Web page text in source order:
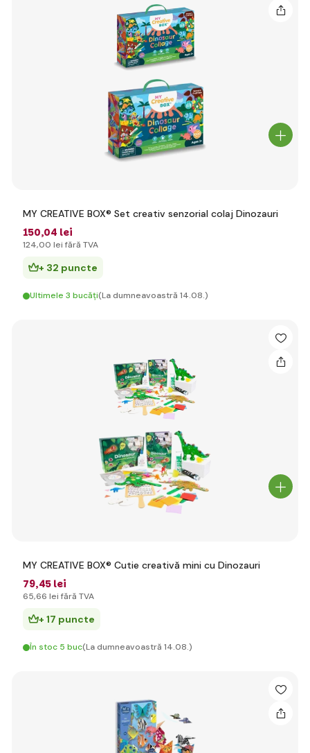
MY CREATIVE BOX® Set creativ senzorial colaj Dinozauri
150,04 lei
124,00 lei fără TVA
+ 32 puncte
Ultimele 3 bucăți(La dumneavoastră 14.08.)
MY CREATIVE BOX® Cutie creativă mini cu Dinozauri
79,45 lei
65,66 lei fără TVA
+ 17 puncte
În stoc 5 buc(La dumneavoastră 14.08.)